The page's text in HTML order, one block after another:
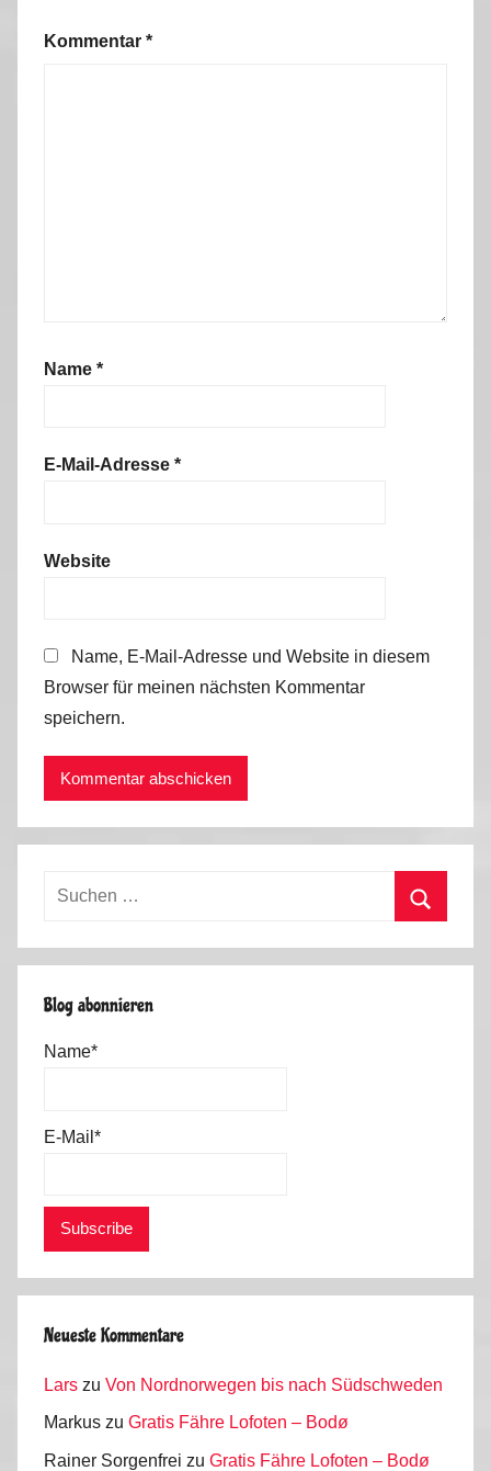
Kommentar *
Name *
E-Mail-Adresse *
Website
Name, E-Mail-Adresse und Website in diesem
Browser für meinen nächsten Kommentar
speichern.
Suchen
Blog abonnieren
Name*
E-Mail*
Neueste Kommentare
Lars zu Von Nordnorwegen bis nach Südschweden
Markus zu Gratis Fähre Lofoten – Bodø
Rainer Sorgenfrei zu Gratis Fähre Lofoten – Bodø